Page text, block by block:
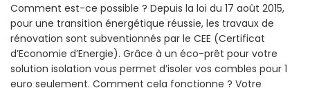
Comment est-ce possible ? Depuis la loi du 17 août 2015,
pour une transition énergétique réussie, les travaux de
rénovation sont subventionnés par le CEE (Certificat
d’Economie d’Energie). Grâce à un éco-prêt pour votre
solution isolation vous permet d’isoler vos combles pour 1
euro seulement. Comment cela fonctionne ? Votre